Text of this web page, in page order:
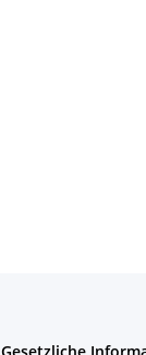
Gesetzliche